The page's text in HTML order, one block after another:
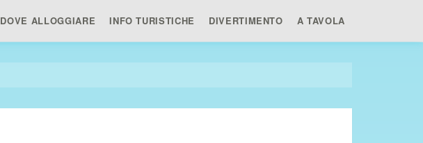
DOVE ALLOGGIARE INFO TURISTICHE DIVERTIMENTO A TAVOLA